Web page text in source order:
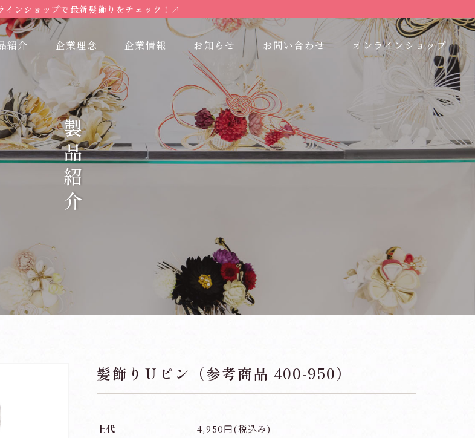
インショップで最新髪飾りをチェック！
紹介 企業理念 企業情報 お知らせ お問い合わせ オンラインショップ
製品紹介
髪飾りＵピン（参考商品 400-950）
上代 4,950円(税込み)